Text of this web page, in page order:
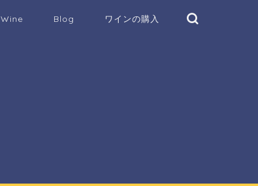
Wine Blog ワインの購入